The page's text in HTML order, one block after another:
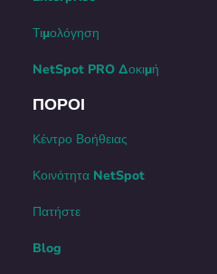
Τιμολόγηση
NetSpot PRO Δοκιμή
ΠΌΡΟΙ
Κέντρο Βοήθειας
Κοινότητα NetSpot
Πατήστε
Blog